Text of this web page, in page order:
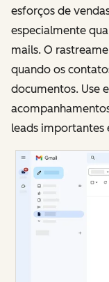
esforços de
especialmente
mails. O
quando os
documentos. Use
leads importantes